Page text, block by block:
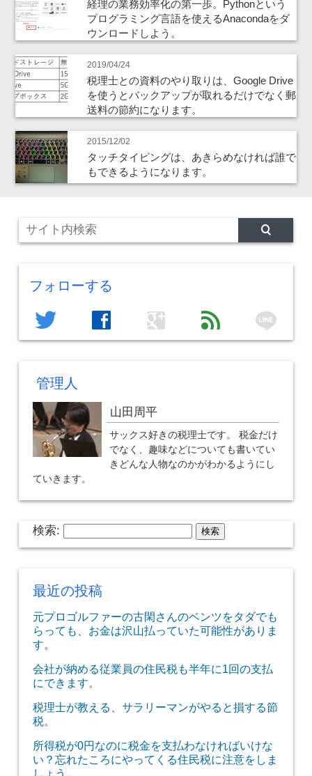
経理の業務効率化の第一歩。Pythonという
プログラミング言語を使えるAnacondaをダ
ウンロードしよう。
2019/04/24
税理士との資料のやり取りは、Google Drive
を使うとバックアップが取れるだけでなく郵
送料の節約になります。
2015/12/02
タッチタイピングは、あきらめなければ誰で
もできるようになります。
フォローする
twitter facebook google feed line
管理人
山田周平
サックス好きの税理士です。 税金だけ
でなく、趣味などについても書いてい
きどんな人物なのかがわかるようにし
ていきます。
検索:
最近の投稿
元プロゴルファーの古閑さんのベンツをタダでも
らっても、お金は沢山払っていた可能性がありま
す。
会社が納める従業員の住民税も半年に1回の支払
にできます。
税理士が教える、サラリーマンがやると損する節
税。
所得税が0円なのに税金を支払わなければいけな
い？忘れたころにやってくる住民税に注意をしま
しょう。